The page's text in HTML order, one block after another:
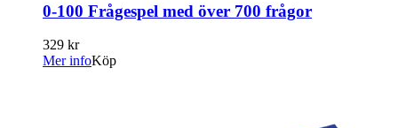
0-100 Frågespel med över 700 frågor
329 kr
Mer infoKöp